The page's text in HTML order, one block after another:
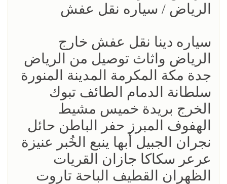
الرياض / سياره نقل عفش
سياره دينا نقل عفش خارج
الرياض واثاث توصيل من الرياض
جدة مكة المكرمة المدينة المنورة
سلطانة الدمام الطائف تبوك
الخرج بريدة خميس مشيط
الهفوف المبرز حفر الباطن حائل
نجران الجبيل أبها ينبع الخُبر عنيزة
عرعر سكاكا جازان القريات
الظهران القطيف الباحة تاروت